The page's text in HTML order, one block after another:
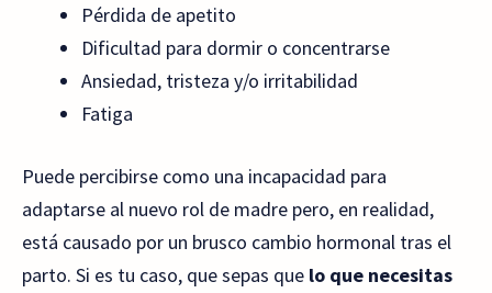
Pérdida de apetito
Dificultad para dormir o concentrarse
Ansiedad, tristeza y/o irritabilidad
Fatiga
Puede percibirse como una incapacidad para
adaptarse al nuevo rol de madre pero, en realidad,
está causado por un brusco cambio hormonal tras el
parto. Si es tu caso, que sepas que lo que necesitas